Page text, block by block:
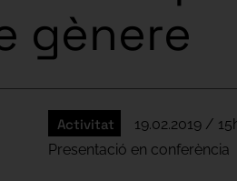
gènere
Activitat
19.02.2019 /
Presentació en conferència